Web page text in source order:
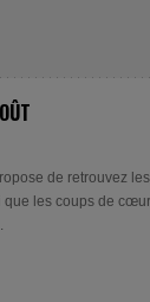
de retrouvez
les coups de